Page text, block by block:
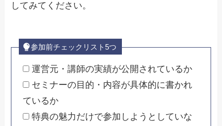
してみてください。
参加前チェックリスト5つ
運営元・講師の実績が公開されているか
セミナーの目的・内容が具体的に書かれ
ているか
特典の魅力だけで参加しようとしていな